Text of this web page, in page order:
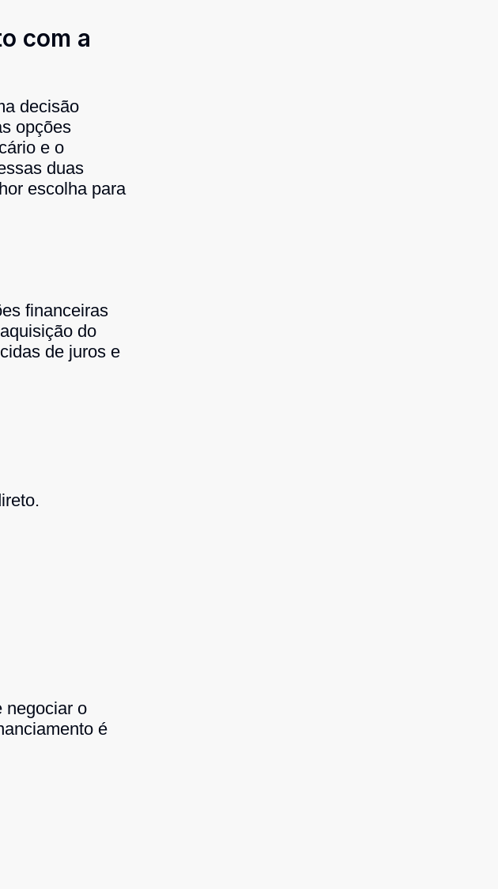
com a
decisão
opções
e o
duas
escolha para
financeiras
do
de juros e
negociar o
é